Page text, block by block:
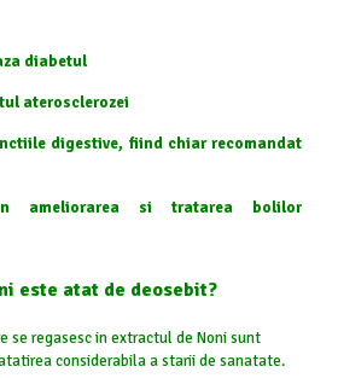
diabetul
aterosclerozei
digestive, fiind chiar recomandat
ameliorarea si tratarea bolilor
este atat de deosebit?
se regasesc in extractul de Noni sunt
considerabila a starii de sanatate.